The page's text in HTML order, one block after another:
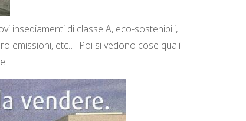
insediamenti di classe A, eco-sostenibili,
emissioni, etc…. Poi si vedono cose quali